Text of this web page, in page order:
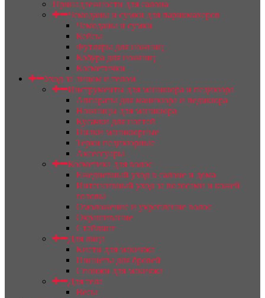
Принадлежности для салона
Чемоданы и сумки для парикмахеров
Чемоданы и сумки
Кейсы
Футляры для ножниц
Кобура для ножниц
Косметички
Уход за лицом и телом
Инструменты для маникюра и педикюра
Аппараты для маникюра и педикюра
Ножницы для маникюра
Кусачки для ногтей
Пилки маникюрные
Терки педикюрные
Аксессуары
Косметика для волос
Ежедневный уход в салоне и дома
Интенсивный уход за волосами и кожей
головы
Омоложение и укрепление волос
Окрашивание
Стайлинг
Для лица
Кисти для макияжа
Пинцеты для бровей
Спонжи для макияжа
Для тела
Весы